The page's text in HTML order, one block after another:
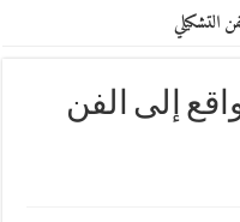
التشكيلي
إلى الفن